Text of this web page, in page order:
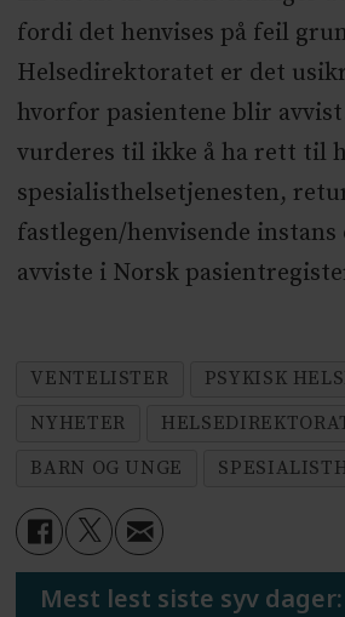
fordi det henvises på feil
Helsedirektoratet er det
hvorfor pasientene blir
vurderes til ikke å ha rett til
spesialisthelsetjenesten,
fastlegen/henvisende instans
avviste i Norsk
VENTELISTER PSYKISK
NYHETER
BARN OG UNGE
Mest lest siste syv dager: